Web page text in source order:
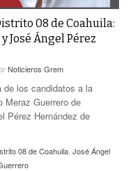
08 de Coahuila:
José Ángel Pérez
Noticieros Grem
de los candidatos a la
Meraz Guerrero de
Pérez Hernández de
08 de Coahuila José Ángel